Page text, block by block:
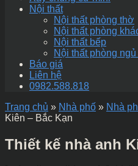
Nội thất
Nội thất phòng thờ
Nội thất phòng
Nội thất bếp
Nội thất phòng
Báo giá
Liên hệ
0982.588.818
Trang chủ » Nhà phố » Nhà
Kiên – Bắc Kạn
Thiết kế nhà anh